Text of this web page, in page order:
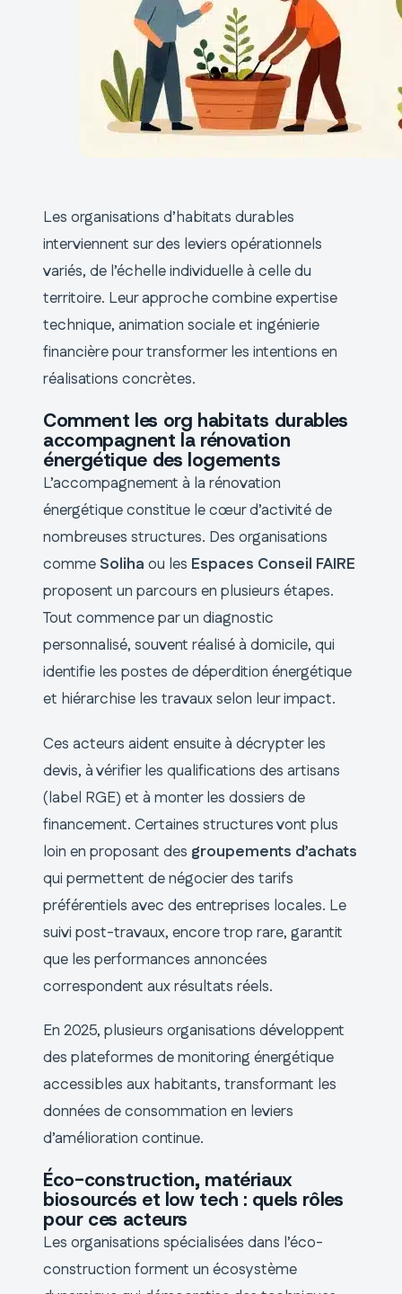
Les organisations d’habitats durables
interviennent sur des leviers opérationnels
variés, de l’échelle individuelle à celle du
territoire. Leur approche combine expertise
technique, animation sociale et ingénierie
financière pour transformer les intentions en
réalisations concrètes.
Comment les org habitats durables
accompagnent la rénovation
énergétique des logements
L’accompagnement à la rénovation
énergétique constitue le cœur d’activité de
nombreuses structures. Des organisations
commeSoliha ou les Espaces Conseil FAIRE
proposent un parcours en plusieurs étapes.
Tout commence par un diagnostic
personnalisé, souvent réalisé à domicile, qui
identifie les postes de déperdition énergétique
et hiérarchise les travaux selon leur impact.
Ces acteurs aident ensuite à décrypter les
devis, à vérifier les qualifications des artisans
(label RGE) et à monter les dossiers de
financement. Certaines structures vont plus
loin en proposant des groupements d’achats
qui permettent de négocier des tarifs
préférentiels avec des entreprises locales. Le
suivi post-travaux, encore trop rare, garantit
que les performances annoncées
correspondent aux résultats réels.
En 2025, plusieurs organisations développent
des plateformes de monitoring énergétique
accessibles aux habitants, transformant les
données de consommation en leviers
d’amélioration continue.
Éco-construction, matériaux
biosourcés et low tech : quels rôles
pour ces acteurs
Les organisations spécialisées dans l’éco-
construction forment un écosystème